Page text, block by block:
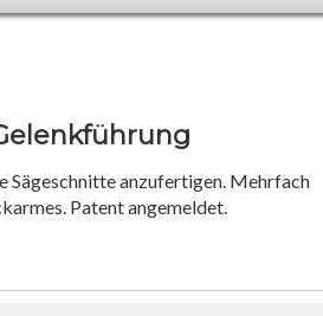
anzufertigen. Mehrfach
Patent angemeldet.